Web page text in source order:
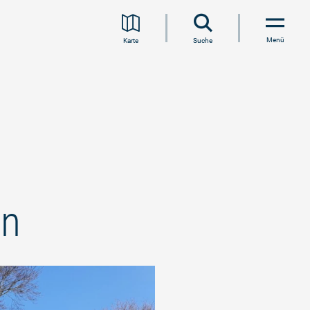
Karte Suche Menü